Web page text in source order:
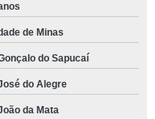
de Minas
do Sapucaí
do Alegre
da Mata